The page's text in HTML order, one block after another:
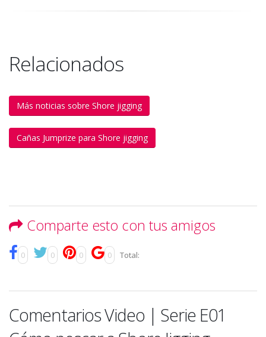
Relacionados
Más noticias sobre Shore jigging
Cañas Jumprize para Shore jigging
Comparte esto con tus amigos
0 0 0 0 Total:
Comentarios Video | Serie E01